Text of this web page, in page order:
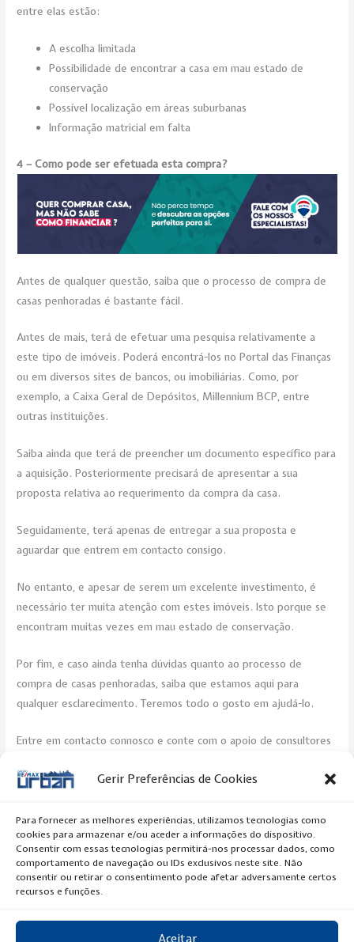
Gerir Preferências de Cookies
Para fornecer as melhores experiências, utilizamos tecnologias como
cookies para armazenar e/ou aceder a informações do dispositivo.
Consentir com essas tecnologias permitirá-nos processar dados, como
comportamento de navegação ou IDs exclusivos neste site. Não
consentir ou retirar o consentimento pode afetar adversamente certos
recursos e funções.
Aceitar
entre elas estão:
A escolha limitada
Possibilidade de encontrar a casa em mau estado de
conservação
Possível localização em áreas suburbanas
Informação matricial em falta
4 – Como pode ser efetuada esta compra?
Antes de qualquer questão, saiba que o processo de compra de
casas penhoradas é bastante fácil.
Antes de mais, terá de efetuar uma pesquisa relativamente a
este tipo de imóveis. Poderá encontrá-los no Portal das Finanças
ou em diversos sites de bancos, ou imobiliárias. Como, por
exemplo, a Caixa Geral de Depósitos, Millennium BCP, entre
outras instituições.
Saiba ainda que terá de preencher um documento específico para
a aquisição. Posteriormente precisará de apresentar a sua
proposta relativa ao requerimento da compra da casa.
Seguidamente, terá apenas de entregar a sua proposta e
aguardar que entrem em contacto consigo.
No entanto, e apesar de serem um excelente investimento, é
necessário ter muita atenção com estes imóveis. Isto porque se
encontram muitas vezes em mau estado de conservação.
Por fim, e caso ainda tenha dúvidas quanto ao processo de
compra de casas penhoradas, saiba que estamos aqui para
qualquer esclarecimento. Teremos todo o gosto em ajudá-lo.
Entre em contacto connosco e conte com o apoio de consultores
←Previous Artigo Next Artigo